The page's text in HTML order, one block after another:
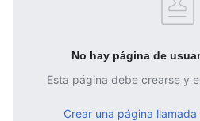
No hay página de
Esta página debe crearse y
Crear una página